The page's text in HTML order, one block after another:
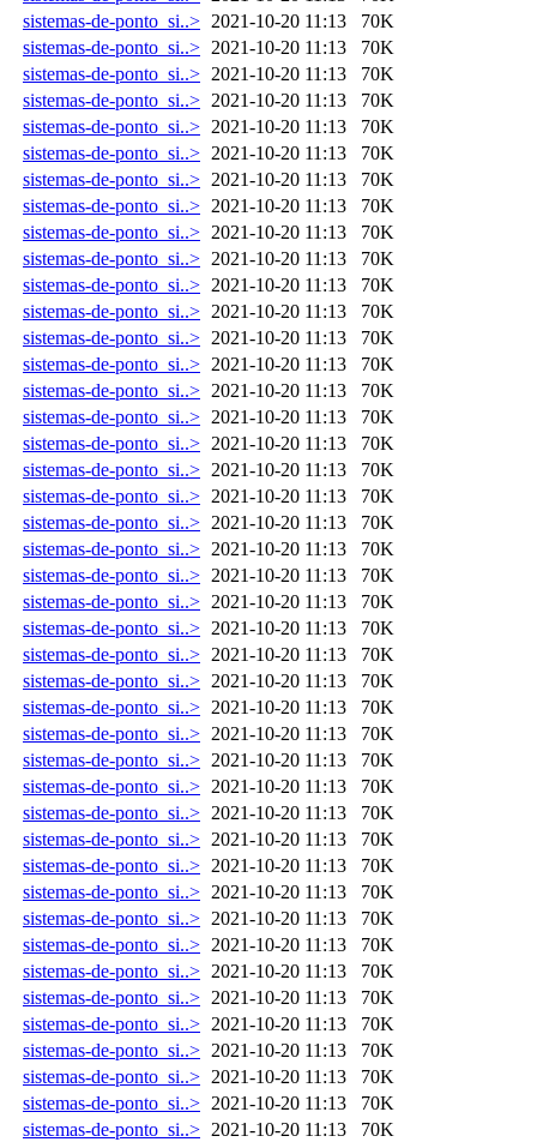
sistemas-de-ponto_si..> 2021-10-20 11:13
70K
sistemas-de-ponto_si..> 2021-10-20 11:13
70K
sistemas-de-ponto_si..> 2021-10-20 11:13
70K
sistemas-de-ponto_si..> 2021-10-20 11:13
70K
sistemas-de-ponto_si..> 2021-10-20 11:13
70K
sistemas-de-ponto_si..> 2021-10-20 11:13
70K
sistemas-de-ponto_si..> 2021-10-20 11:13
70K
sistemas-de-ponto_si..> 2021-10-20 11:13
70K
sistemas-de-ponto_si..> 2021-10-20 11:13
70K
sistemas-de-ponto_si..> 2021-10-20 11:13
70K
sistemas-de-ponto_si..> 2021-10-20 11:13
70K
sistemas-de-ponto_si..> 2021-10-20 11:13
70K
sistemas-de-ponto_si..> 2021-10-20 11:13
70K
sistemas-de-ponto_si..> 2021-10-20 11:13
70K
sistemas-de-ponto_si..> 2021-10-20 11:13
70K
sistemas-de-ponto_si..> 2021-10-20 11:13
70K
sistemas-de-ponto_si..> 2021-10-20 11:13
70K
sistemas-de-ponto_si..> 2021-10-20 11:13
70K
sistemas-de-ponto_si..> 2021-10-20 11:13
70K
sistemas-de-ponto_si..> 2021-10-20 11:13
70K
sistemas-de-ponto_si..> 2021-10-20 11:13
70K
sistemas-de-ponto_si..> 2021-10-20 11:13
70K
sistemas-de-ponto_si..> 2021-10-20 11:13
70K
sistemas-de-ponto_si..> 2021-10-20 11:13
70K
sistemas-de-ponto_si..> 2021-10-20 11:13
70K
sistemas-de-ponto_si..> 2021-10-20 11:13
70K
sistemas-de-ponto_si..> 2021-10-20 11:13
70K
sistemas-de-ponto_si..> 2021-10-20 11:13
70K
sistemas-de-ponto_si..> 2021-10-20 11:13
70K
sistemas-de-ponto_si..> 2021-10-20 11:13
70K
sistemas-de-ponto_si..> 2021-10-20 11:13
70K
sistemas-de-ponto_si..> 2021-10-20 11:13
70K
sistemas-de-ponto_si..> 2021-10-20 11:13
70K
sistemas-de-ponto_si..> 2021-10-20 11:13
70K
sistemas-de-ponto_si..> 2021-10-20 11:13
70K
sistemas-de-ponto_si..> 2021-10-20 11:13
70K
sistemas-de-ponto_si..> 2021-10-20 11:13
70K
sistemas-de-ponto_si..> 2021-10-20 11:13
70K
sistemas-de-ponto_si..> 2021-10-20 11:13
70K
sistemas-de-ponto_si..> 2021-10-20 11:13
70K
sistemas-de-ponto_si..> 2021-10-20 11:13
70K
sistemas-de-ponto_si..> 2021-10-20 11:13
70K
sistemas-de-ponto_si..> 2021-10-20 11:13
70K